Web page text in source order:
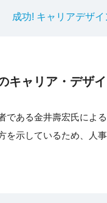
成功! キャリアデザ
キャリア・デザ
である金井壽宏氏によ
を示しているため、人